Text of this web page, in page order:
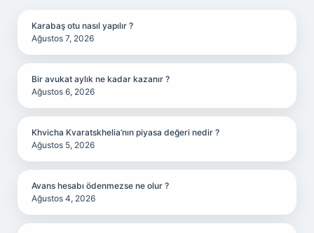
Karabaş otu nasıl yapılır ?
Ağustos 7, 2026
Bir avukat aylık ne kadar kazanır ?
Ağustos 6, 2026
Khvicha Kvaratskhelia’nın piyasa değeri nedir ?
Ağustos 5, 2026
Avans hesabı ödenmezse ne olur ?
Ağustos 4, 2026